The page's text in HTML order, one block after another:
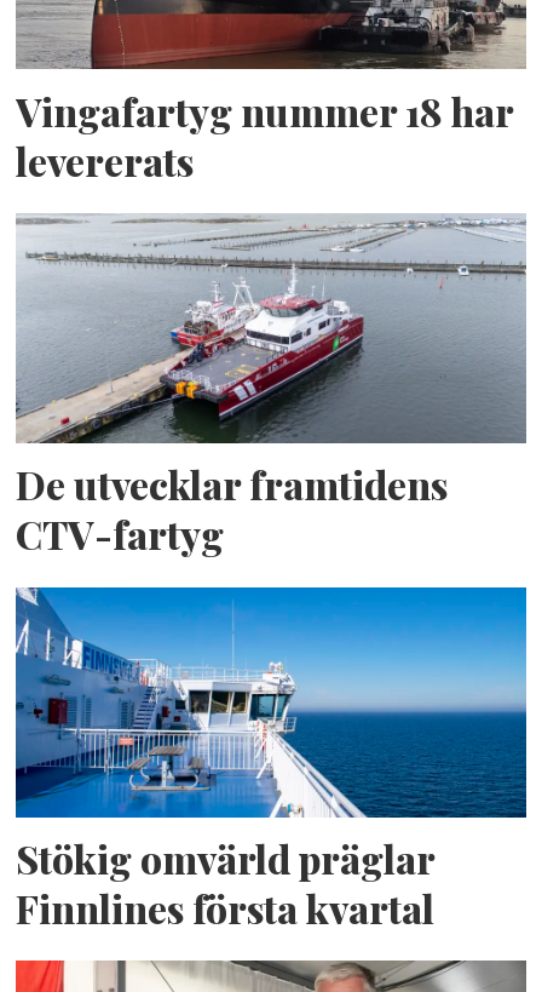
Vingafartyg nummer 18 har
levererats
De utvecklar framtidens
CTV-fartyg
Stökig omvärld präglar
Finnlines första kvartal